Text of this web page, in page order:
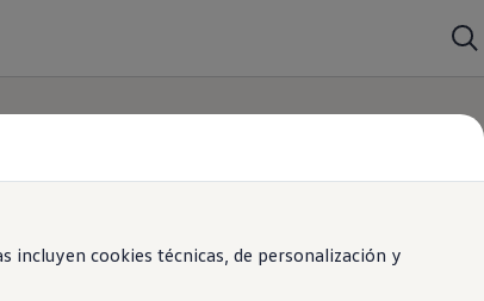
incluyen cookies técnicas, de personalización y